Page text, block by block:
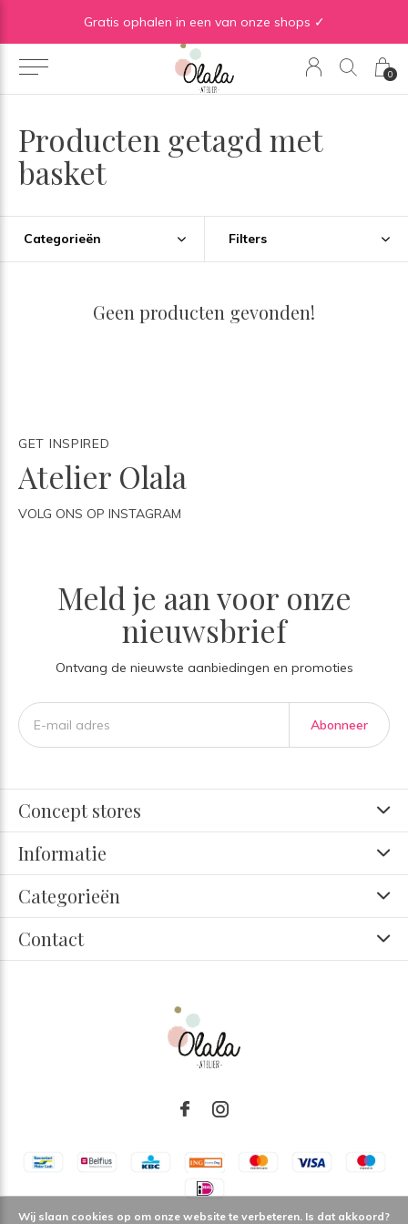
0
Gratis ophalen in een van onze shops ✓
Producten getagd met
basket
Categorieën Filters
Geen producten gevonden!
GET INSPIRED
Atelier Olala
VOLG ONS OP INSTAGRAM
Meld je aan voor onze
nieuwsbrief
Ontvang de nieuwste aanbiedingen en promoties
Abonneer
Concept stores
Informatie
Categorieën
Contact
Wij slaan cookies op om onze website te verbeteren. Is dat akkoord?